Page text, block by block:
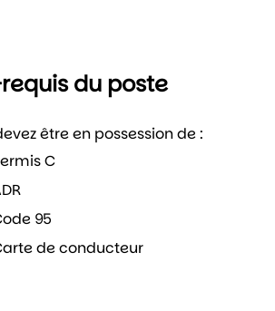
du poste
être en possession de :
C
95
de conducteur